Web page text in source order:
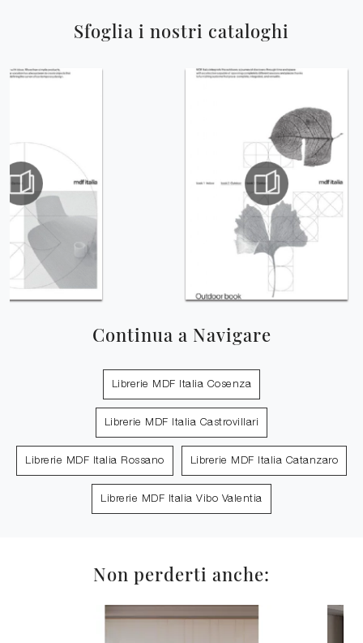
Sfoglia i nostri cataloghi
Continua a Navigare
Librerie MDF Italia Cosenza
Librerie MDF Italia Castrovillari
Librerie MDF Italia Rossano Librerie MDF Italia Catanzaro
Librerie MDF Italia Vibo Valentia
Non perderti anche: